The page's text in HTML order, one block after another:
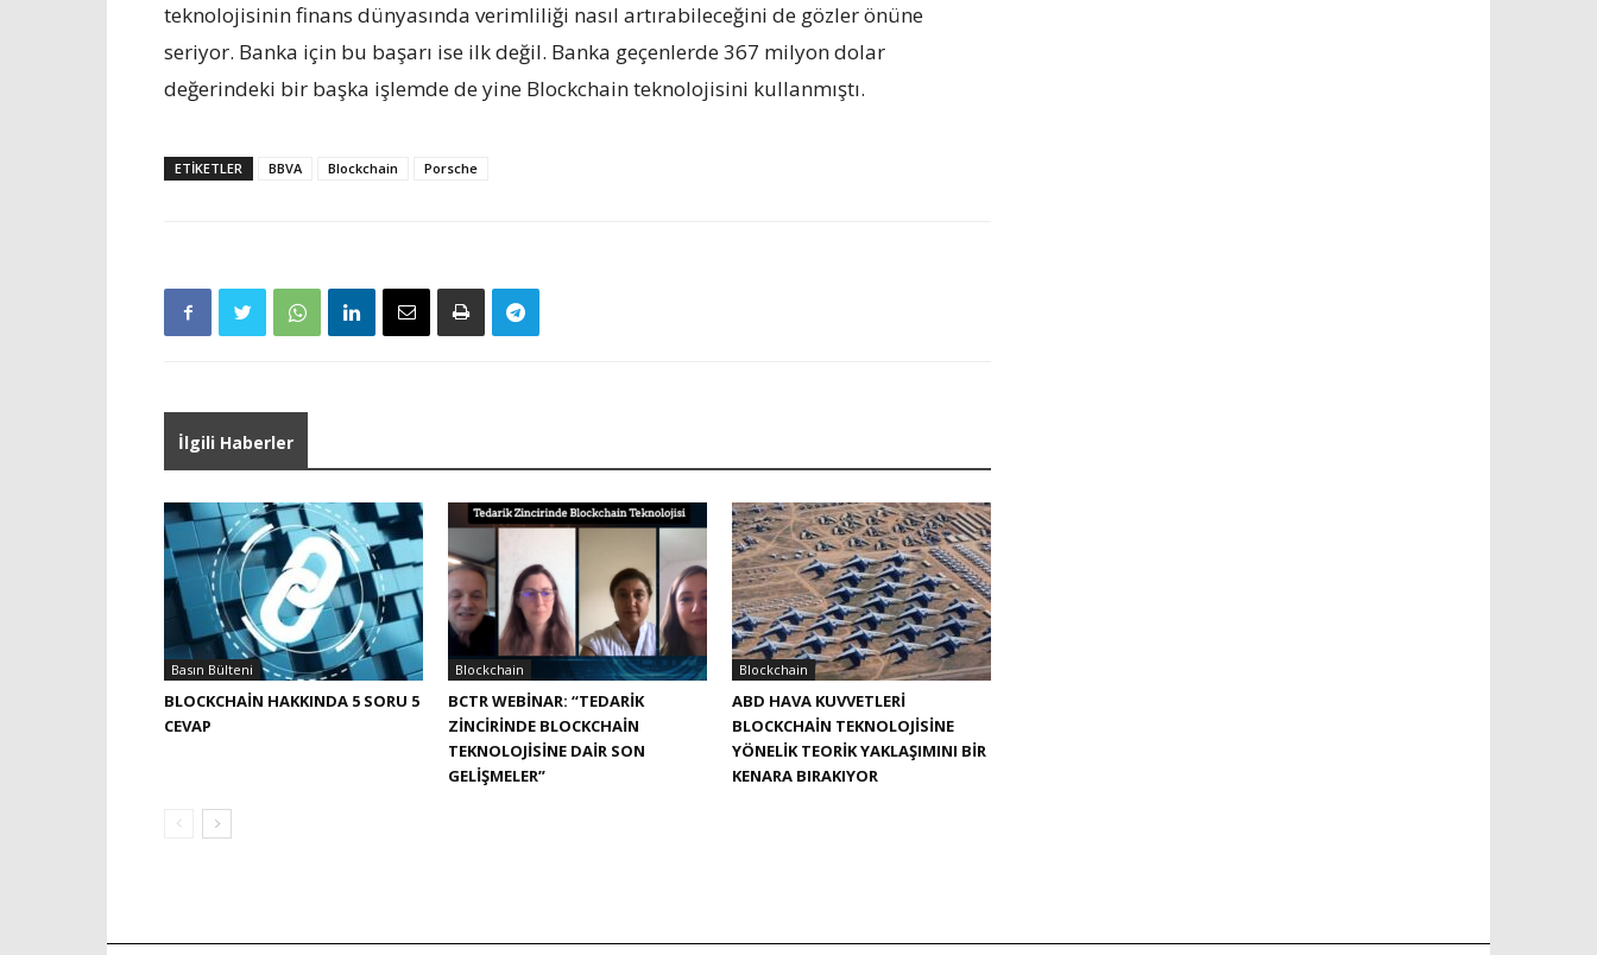
teknolojisinin finans dünyasında verimliliği nasıl artırabileceğini de gözler önüne
seriyor. Banka için bu başarı ise ilk değil. Banka geçenlerde 367 milyon dolar
değerindeki bir başka işlemde de yine Blockchain teknolojisini kullanmıştı.
ETIKETLER BBVA Blockchain Porsche
İlgili Haberler
Basın Bülteni
BLOCKCHAIN HAKKINDA 5 SORU 5
CEVAP
Blockchain
BCTR WEBINAR: “TEDARIK
ZINCIRINDE BLOCKCHAIN
TEKNOLOJISINE DAIR SON
GELIŞMELER”
Blockchain
ABD HAVA KUVVETLERI
BLOCKCHAIN TEKNOLOJISINE
YÖNELIK TEORIK YAKLAŞIMINI BIR
KENARA BIRAKIYOR